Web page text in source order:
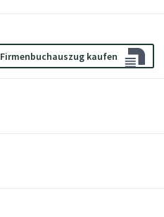
Firmenbuchauszug kaufen